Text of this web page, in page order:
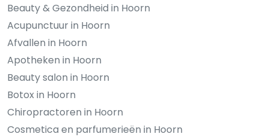
Beauty & Gezondheid in Hoorn
Acupunctuur in Hoorn
Afvallen in Hoorn
Apotheken in Hoorn
Beauty salon in Hoorn
Botox in Hoorn
Chiropractoren in Hoorn
Cosmetica en parfumerieën in Hoorn